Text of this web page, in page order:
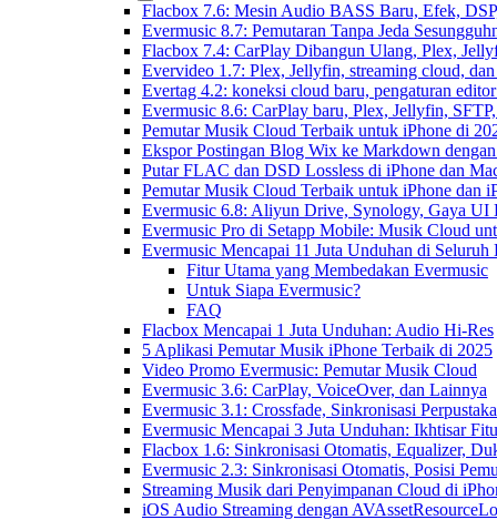
Flacbox 7.6: Mesin Audio BASS Baru, Efek,
Evermusic 8.7: Pemutaran Tanpa Jeda
Flacbox 7.4: CarPlay Dibangun Ulang, Plex,
Evervideo 1.7: Plex, Jellyfin, streaming cloud,
Evertag 4.2: koneksi cloud baru, pengaturan
Evermusic 8.6: CarPlay baru, Plex, Jellyfin,
Pemutar Musik Cloud Terbaik untuk iPhone di
Ekspor Postingan Blog Wix ke Markdown
Putar FLAC dan DSD Lossless di iPhone dan
Pemutar Musik Cloud Terbaik untuk iPhone dan
Evermusic 6.8: Aliyun Drive, Synology, Gaya UI
Evermusic Pro di Setapp Mobile: Musik Cloud
Evermusic Mencapai 11 Juta Unduhan di Seluruh
Fitur Utama yang Membedakan Evermusic
Untuk Siapa Evermusic?
FAQ
Flacbox Mencapai 1 Juta Unduhan: Audio Hi-Res
5 Aplikasi Pemutar Musik iPhone Terbaik di 2025
Video Promo Evermusic: Pemutar Musik Cloud
Evermusic 3.6: CarPlay, VoiceOver, dan Lainnya
Evermusic 3.1: Crossfade, Sinkronisasi
Evermusic Mencapai 3 Juta Unduhan: Ikhtisar
Flacbox 1.6: Sinkronisasi Otomatis, Equalizer,
Evermusic 2.3: Sinkronisasi Otomatis, Posisi
Streaming Musik dari Penyimpanan Cloud di
iOS Audio Streaming dengan